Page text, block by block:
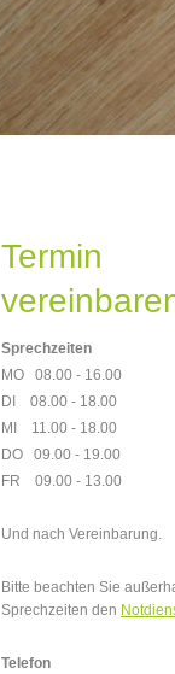
Termin
Sprechzeiten
MO 08.00 - 16.00
DI 08.00 - 18.00
MI 11.00 - 18.00
DO 09.00 - 19.00
FR 09.00 - 13.00
Und nach Vereinbarung.
Bitte beachten Sie
Sprechzeiten den
Telefon